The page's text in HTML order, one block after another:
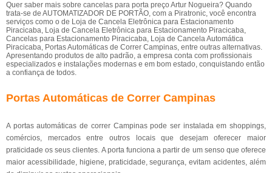
Quer saber mais sobre cancelas para porta preço Artur Nogueira? Quando
trata-se de AUTOMATIZADOR DE PORTÃO, com a Piratronic, você encontra
serviços como o de Loja de Cancela Eletrônica para Estacionamento
Piracicaba, Loja de Cancela Eletrônica para Estacionamento Piracicaba,
Cancelas para Estacionamento Piracicaba, Loja de Cancela Automática
Piracicaba, Portas Automáticas de Correr Campinas, entre outras alternativas.
Apresentando produtos de alto padrão, a empresa conta com profissionais
especializados e instalações modernas e em bom estado, conquistando então
a confiança de todos.
Portas Automáticas de Correr Campinas
A portas automáticas de correr Campinas pode ser instalada em shoppings,
comércios, mercados entre outros locais que desejam oferecer maior
praticidade os seus clientes. A porta funciona a partir de um senso que oferece
maior acessibilidade, higiene, praticidade, segurança, evitam acidentes, além